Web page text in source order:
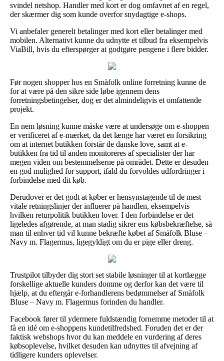
svindel netshop. Handler med kort er dog omfavnet af en regel,
der skærmer dig som kunde overfor snydagtige e-shops.
Vi anbefaler generelt betalinger med kort eller betalinger med
mobilen. Alternativt kunne du udnytte et tilbud fra eksempelvis
ViaBill, hvis du efterspørger at godtgøre pengene i flere bidder.
Før nogen shopper hos en Småfolk online forretning kunne de
for at være på den sikre side løbe igennem dens
forretningsbetingelser, dog er det almindeligvis et omfattende
projekt.
En nem løsning kunne måske være at undersøge om e-shoppen
er verificeret af e-mærket, da det længe har været en forsikring
om at internet butikken forstår de danske love, samt at e-
butikken fra tid til anden monitoreres af specialister der har
megen viden om bestemmelserne på området. Dette er desuden
en god mulighed for support, ifald du forvoldes udfordringer i
forbindelse med dit køb.
Derudover er det godt at køber er hensynstagende til de mest
vitale retningslinjer der influerer på handlen, eksempelvis
hvilken returpolitik butikken lover. I den forbindelse er det
ligeledes afgørende, at man stadig sikrer ens købsbekræftelse, så
man til enhver tid vil kunne bekræfte købet af Småfolk Bluse –
Navy m. Flagermus, ligegyldigt om du er pige eller dreng.
Trustpilot tilbyder dig stort set stabile løsninger til at kortlægge
forskellige aktuelle kunders domme og derfor kan det være til
hjælp, at du eftergår e-forhandlerens bedømmelser af Småfolk
Bluse – Navy m. Flagermus forinden du handler.
Facebook fører til ydermere fuldstændig fornemme metoder til at
få en idé om e-shoppens kundetilfredshed. Foruden det er der
faktisk webshops hvor du kan meddele en vurdering af deres
købsoplevelse, hvilket desuden kan udnyttes til afvejning af
tidligere kunders oplevelser.